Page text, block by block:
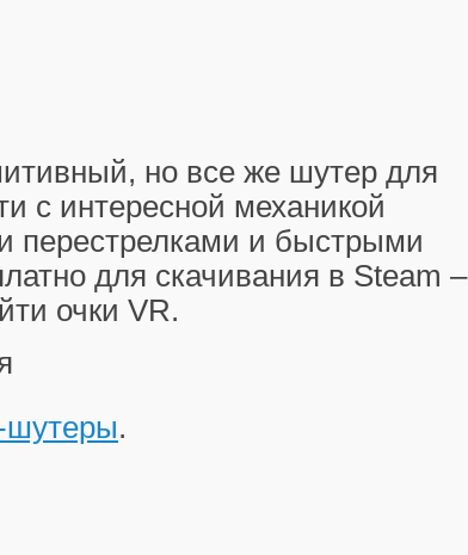
но все же шутер для
с интересной механикой
перестрелками и быстрыми
для скачивания в Steam –
очки VR.
.